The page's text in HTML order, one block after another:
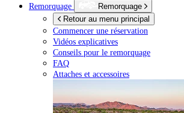
Remorquage
Remorquage
Retour au menu principal
Commencer une réservation
Vidéos explicatives
Conseils pour le remorquage
FAQ
Attaches et accessoires